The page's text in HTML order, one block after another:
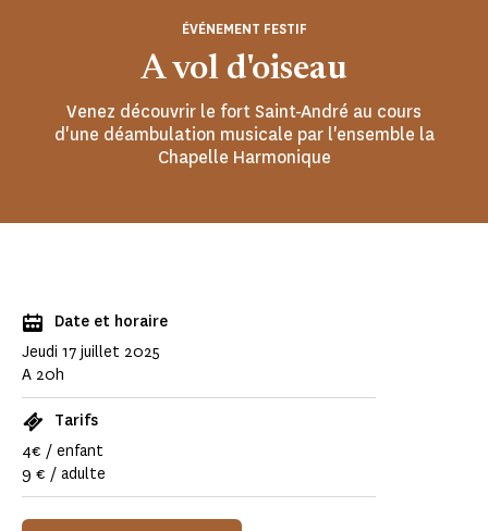
A vol d'oiseau
ÉVÉNEMENT FESTIF
Venez découvrir le fort Saint-André au cours
d'une déambulation musicale par l'ensemble la
Chapelle Harmonique
Date et horaire
Jeudi 17 juillet 2025
A 20h
Tarifs
4€ / enfant
9 € / adulte